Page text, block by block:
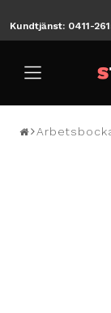
Kundtjänst: 0411-